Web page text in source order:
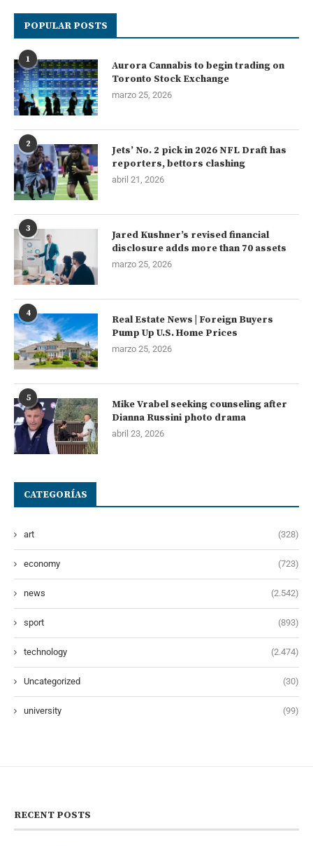
POPULAR POSTS
1
Aurora Cannabis to begin trading on
Toronto Stock Exchange
marzo 25, 2026
2
Jets’ No. 2 pick in 2026 NFL Draft has
reporters, bettors clashing
abril 21, 2026
3
Jared Kushner’s revised financial
disclosure adds more than 70 assets
marzo 25, 2026
4
Real Estate News | Foreign Buyers
Pump Up U.S. Home Prices
marzo 25, 2026
5
Mike Vrabel seeking counseling after
Dianna Russini photo drama
abril 23, 2026
CATEGORÍAS
art (328)
economy (723)
news (2.542)
sport (893)
technology (2.474)
Uncategorized (30)
university (99)
RECENT POSTS